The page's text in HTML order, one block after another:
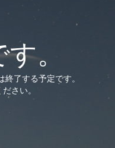
。
了する予定です。
さい。